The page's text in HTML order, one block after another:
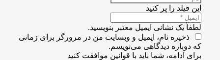
این فیلد را پر کنید
لطفاً یک نشانی ایمیل معتبر بنویسید.
ذخیره نام، ایمیل و وبسایت من در مرورگر برای زمانی
که دوباره دیدگاهی می‌نویسم.
برای ادامه، شما باید با قوانین موافقت کنید